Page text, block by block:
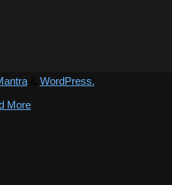
& WordPress.
More